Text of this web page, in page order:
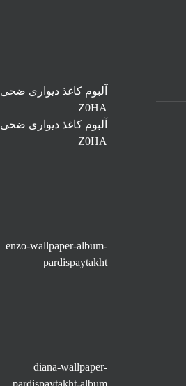
آلبوم کاغذ دیواری ضحی
Z0HA
آلبوم کاغذ دیواری ضحی
Z0HA
enzo-wallpaper-album-
pardispaytakht
diana-wallpaper-
pardispaytakht-album